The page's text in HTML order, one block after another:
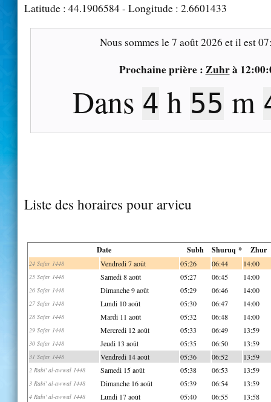
Latitude : 44.1906584- Longitude : 2.6601433
Nous sommes le7 août 2026 et il est
Prochaine prière : Zuhrà
Dans 4 h 55 m
Liste des horaires pour arvieu
Date Subh Shuruq * Zhur
24 Safar 1448 Vendredi 7 août 05:26 06:44 14:00
25 Safar 1448 Samedi 8 août 05:27 06:45 14:00
26 Safar 1448 Dimanche 9 août 05:29 06:46 14:00
27 Safar 1448 Lundi 10 août 05:30 06:47 14:00
28 Safar 1448 Mardi 11 août 05:32 06:48 14:00
29 Safar 1448 Mercredi 12 août 05:33 06:49 13:59
30 Safar 1448 Jeudi 13 août 05:35 06:50 13:59
31 Safar 1448 Vendredi 14 août 05:36 06:52 13:59
2 Rabi' al-awwal 1448 Samedi 15 août 05:38 06:53 13:59
3 Rabi' al-awwal 1448 Dimanche 16 août 05:39 06:54 13:59
4 Rabi' al-awwal 1448 Lundi 17 août 05:40 06:55 13:58